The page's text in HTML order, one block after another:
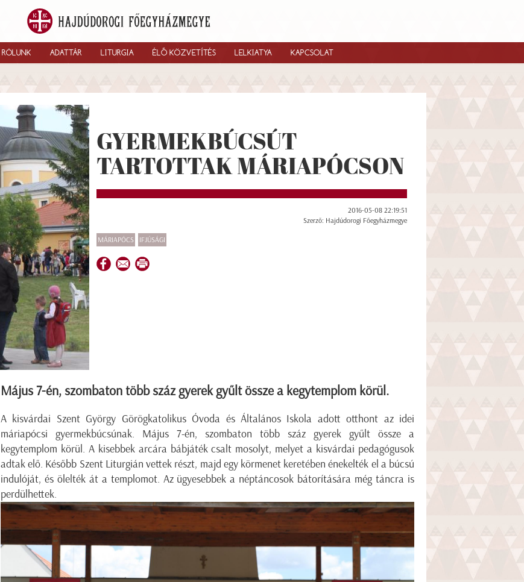
RÓLUNK ADATTÁR LITURGIA ÉLŐ KÖZVETÍTÉS LELKIATYA KAPCSOLAT
GYERMEKBÚCSÚT
TARTOTTAK MÁRIAPÓCSON
2016-05-08 22:19:51
Szerző: Hajdúdorogi Főegyházmegye
MÁRIAPÓCS IFJÚSÁGI
Május 7-én, szombaton több száz gyerek gyűlt össze a kegytemplom körül.
A kisvárdai Szent György Görögkatolikus Óvoda és Általános Iskola adott otthont az idei
máriapócsi gyermekbúcsúnak. Május 7-én, szombaton több száz gyerek gyűlt össze a
kegytemplom körül. A kisebbek arcára bábjáték csalt mosolyt, melyet a kisvárdai pedagógusok
adtak elő. Később Szent Liturgián vettek részt, majd egy körmenet keretében énekelték el a búcsú
indulóját, és ölelték át a templomot. Az ügyesebbek a néptáncosok bátorítására még táncra is
perdülhettek.